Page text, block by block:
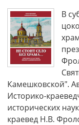
В
Камешковской".
Историко-
исторических
краевед Н.В.